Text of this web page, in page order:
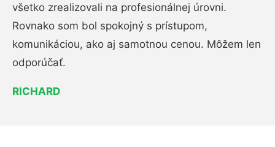
všetko zrealizovali na profesionálnej úrovni.
Rovnako som bol spokojný s prístupom,
komunikáciou, ako aj samotnou cenou. Môžem len
odporúčať.
RICHARD